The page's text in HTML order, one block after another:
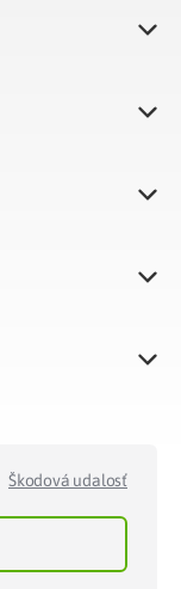
Škodová udalosť